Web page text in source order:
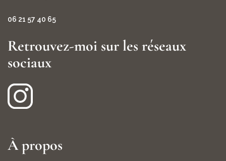
06 21 57 40 65
Retrouvez-moi sur les réseaux
sociaux
À propos